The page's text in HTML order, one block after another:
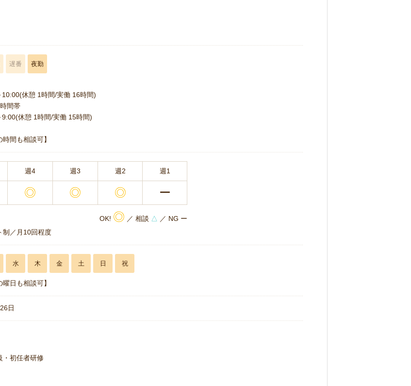
遅番 夜勤
休憩 1時間/実働 16時間)
間帯
休憩 1時間/実働 15時間)
時間も相談可】
週4 週3 週2 週1
◎ ◎ ◎ ー
OK! ◎ ／ 相談 △ ／ NG ー
制／月10回程度
水 木 金 土 日 祝
曜日も相談可】
日
・初任者研修